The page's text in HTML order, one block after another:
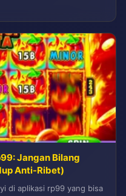
Jangan Bilang
Anti-Ribet)
di aplikasi rp99 yang bisa